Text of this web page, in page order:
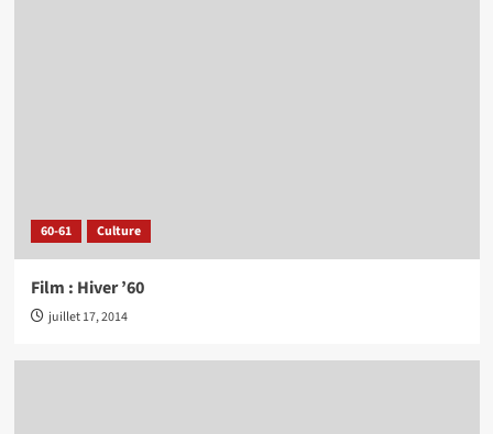
60-61 Culture
Film : Hiver ’60
juillet 17, 2014